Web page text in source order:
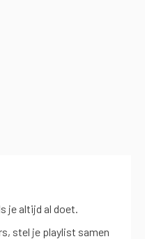
je altijd al doet.
stel je playlist samen